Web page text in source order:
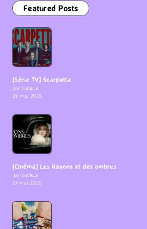
Featured Posts
[Série TV] Scarpetta
par LuCioLe
29 mai 2026
[Cinéma] Les Rayons et des ombres
par LuCioLe
27 mai 2026